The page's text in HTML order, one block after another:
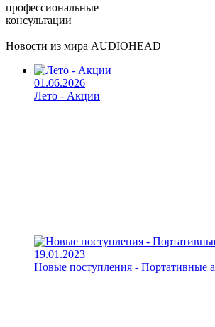
профессиональные
консультации
Новости из мира AUDIOHEAD
01.06.2026
Лето - Акции
19.01.2023
Новые поступления - Портативные